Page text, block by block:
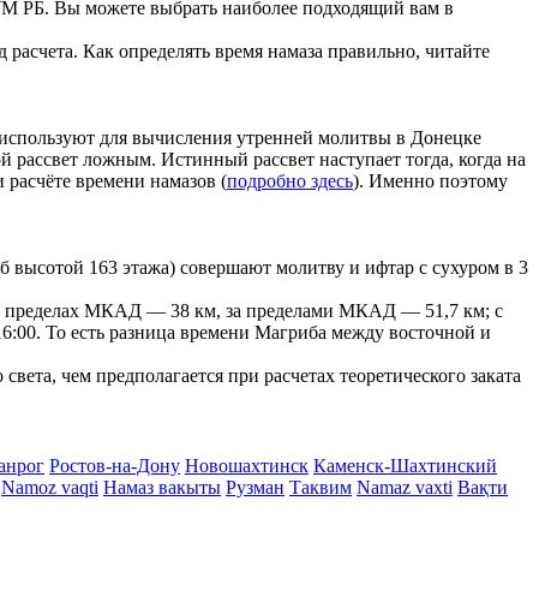
Вы можете выбрать наиболее подходящий вам в
Как определять время намаза правильно, читайте
для вычисления утренней молитвы в Донецке
ложным. Истинный рассвет наступает тогда, когда на
времени намазов (подробно здесь). Именно поэтому
163 этажа) совершают молитву и ифтар с сухуром в 3
в пределах МКАД — 38 км, за пределами МКАД — 51,7 км; с
То есть разница времени Магриба между восточной и
чем предполагается при расчетах теоретического заката
Ростов-на-Дону Новошахтинск Каменск-Шахтинский
Namoz vaqti Намаз вакыты Рузман Таквим Namaz vaxti Вақти